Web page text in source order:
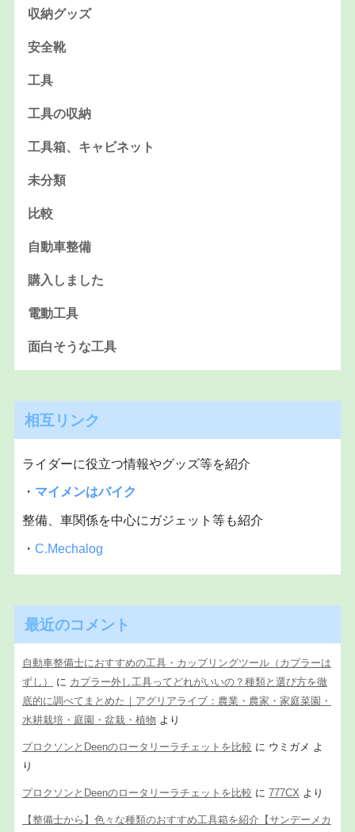
収納グッズ
安全靴
工具
工具の収納
工具箱、キャビネット
未分類
比較
自動車整備
購入しました
電動工具
面白そうな工具
相互リンク
ライダーに役立つ情報やグッズ等を紹介
・ マイメンはバイク
整備、車関係を中心にガジェット等も紹介
・ C.Mechalog
最近のコメント
自動車整備士におすすめの工具・カップリングツール（カプラーは
ずし）
に カプラー外し工具ってどれがいいの？種類と選び方を徹
底的に調べてまとめた｜アグリアライブ：農業・農家・家庭菜園・
水耕栽培・庭園・盆栽・植物 より
プロクソンとDeenのロータリーラチェットを比較 に ウミガメ よ
り
プロクソンとDeenのロータリーラチェットを比較 に 777CX より
【整備士から】色々な種類のおすすめ工具箱を紹介【サンデーメカ